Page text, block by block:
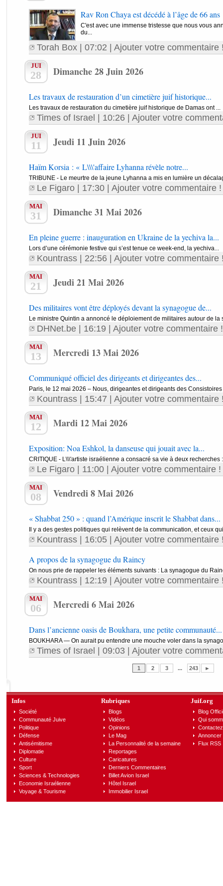
Rav Ron Chaya est décédé à l’âge de 66 ans
C'est avec une immense tristesse que nous vous
du...
Torah Box| 07:02 | Ajouter votre commentaire
JUI
28 Dimanche 28 Juin 2026
Les travaux de restauration d’un cimetière juif historique...
Les travaux de restauration du cimetière juif historique de Damas ont ...
Times of Israel | 10:26 | Ajouter votre
JUI
11 Jeudi 11 Juin 2026
Haïm Korsia : « L\\\'affaire Lyhanna révèle notre...
TRIBUNE - Le meurtre de la jeune Lyhanna a mis en lumière un
Le Figaro| 17:30 | Ajouter votre commentaire !
MAI
31 Dimanche 31 Mai 2026
En pleine guerre : inauguration en Ukraine de la yechiva la...
Lors d’une cérémonie festive qui s’est tenue ce week-end, la yechiva...
Kountrass| 22:56 | Ajouter votre commentaire
MAI
21 Jeudi 21 Mai 2026
Des militaires vont être déployés devant la synagogue de...
Le ministre Quintin a annoncé le déploiement de militaires autour de la
DHNet.be| 16:19 | Ajouter votre commentaire !
MAI
13 Mercredi 13 Mai 2026
Communiqué officiel des dirigeants et dirigeantes des...
Paris, le 12 mai 2026 – Nous, dirigeantes et dirigeants des
Kountrass| 15:47 | Ajouter votre commentaire
MAI
12 Mardi 12 Mai 2026
Exposition: Noa Eshkol, la danseuse qui jouait avec la...
CRITIQUE - L\\\'artiste israélienne a consacré sa vie à deux recherches
Le Figaro| 11:00 | Ajouter votre commentaire !
MAI
08 Vendredi 8 Mai 2026
« Shabbat 250 » : quand l’Amérique inscrit le Shabbat dans...
Il y a des gestes politiques qui relèvent de la communication, et ceux
Kountrass| 16:05 | Ajouter votre commentaire
A propos de la synagogue du Raincy
On nous prie de rappeler les éléments suivants : La synagogue du
Kountrass| 12:19 | Ajouter votre commentaire
MAI
06 Mercredi 6 Mai 2026
Dans l’ancienne oasis de Boukhara, une petite communauté...
BOUKHARA — On aurait pu entendre une mouche voler dans la
Times of Israel | 09:03 | Ajouter votre
1 2 3 ... 243 ►
Infos
Société
Communauté Juive
Politique
Défense
Antisémitisme
Diplomatie
Culture
Sport
Sciences & Technologies
Economie Israélienne
Voyage & Tourisme
Rubriques
Blogs
Vidéos
Opinions
Le Mag
La Personnalité de la semaine
Reportages
Caricatures
Derniers Commentaires
Billet Avion Israel
Hôtel Israel
Immobilier Israel
Juif.org
Blog
Qui
Annoncer
Flux RSS